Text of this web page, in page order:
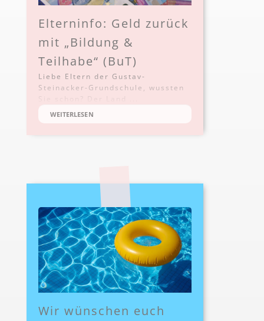
Elterninfo: Geld zurück
mit „Bildung &
Teilhabe“ (BuT)
Liebe Eltern der Gustav-
Steinacker-Grundschule, wussten
Sie schon? Der Land ...
WEITERLESEN
Wir wünschen euch